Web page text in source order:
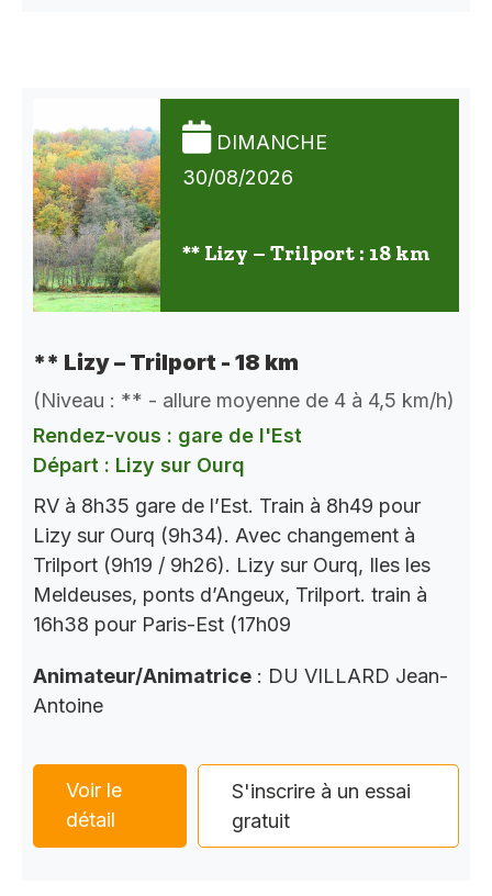
DIMANCHE
30/08/2026
** Lizy – Trilport : 18 km
** Lizy – Trilport - 18 km
(Niveau : ** - allure moyenne de 4 à 4,5 km/h)
Rendez-vous : gare de l'Est
Départ : Lizy sur Ourq
RV à 8h35 gare de l’Est. Train à 8h49 pour
Lizy sur Ourq (9h34). Avec changement à
Trilport (9h19 / 9h26). Lizy sur Ourq, Iles les
Meldeuses, ponts d’Angeux, Trilport. train à
16h38 pour Paris-Est (17h09
Animateur/Animatrice : DU VILLARD Jean-
Antoine
Voir le
détail
S'inscrire à un essai
gratuit